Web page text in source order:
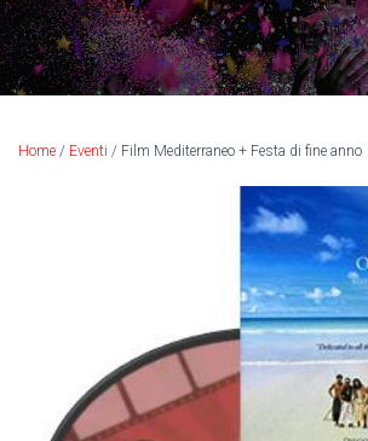
Home / Eventi / Film Mediterraneo + Festa di fine anno